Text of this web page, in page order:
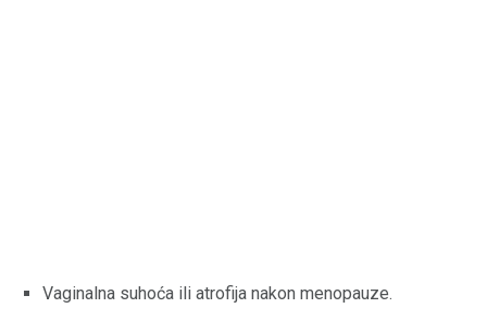
Vaginalna suhoća ili atrofija nakon menopauze.